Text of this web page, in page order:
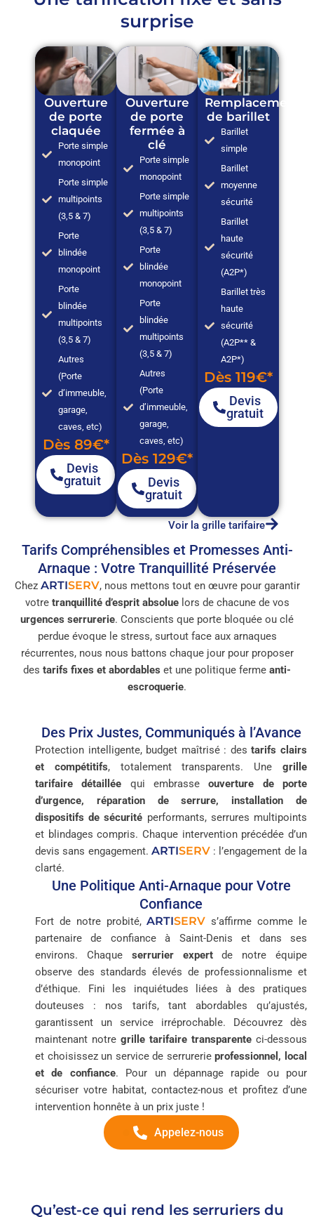
surprise
Ouverture
de porte
claquée
Porte simple
monopoint
Porte simple
multipoints
(3,5 & 7)
Porte
blindée
monopoint
Porte
blindée
multipoints
(3,5 & 7)
Autres
(Porte
d’immeuble,
garage,
caves, etc)
Dès 89€*
Devis
gratuit
Ouverture
de porte
fermée à
clé
Porte simple
monopoint
Porte simple
multipoints
(3,5 & 7)
Porte
blindée
monopoint
Porte
blindée
multipoints
(3,5 & 7)
Autres
(Porte
d’immeuble,
garage,
caves, etc)
Dès 129€*
Devis
gratuit
Remplacement
de barillet
Barillet
simple
Barillet
moyenne
sécurité
Barillet
haute
sécurité
(A2P*)
Barillet très
haute
sécurité
(A2P** &
A2P*)
Dès 119€*
Devis
gratuit
Voir la grille tarifaire
Tarifs Compréhensibles et Promesses Anti-
Arnaque : Votre Tranquillité Préservée
Chez ARTISERV, nous mettons tout en œuvre pour garantir
votre tranquillité d’esprit absoluelors de chacune de vos
urgences serrurerie. Conscients que porte bloquée ou clé
perdue évoque le stress, surtout face aux arnaques
récurrentes, nous nous battons chaque jour pour proposer
des tarifs fixes et abordables et une politique ferme anti-
escroquerie.
Des Prix Justes, Communiqués à l’Avance
Protection intelligente, budget maîtrisé : destarifs clairs
et compétitifs, totalement transparents. Unegrille
tarifaire détaillée qui embrasseouverture de porte
d’urgence, réparation de serrure, installation de
dispositifs de sécurité performants, serrures multipoints
et blindages compris. Chaque intervention précédée d’un
devis sans engagement. ARTISERV: l’engagement de la
clarté.
Une Politique Anti-Arnaque pour Votre
Confiance
Fort de notre probité,ARTISERV s’affirme comme le
partenaire de confiance à Saint-Denis et dans ses
environs. Chaque serrurier expertde notre équipe
observe des standards élevés de professionnalisme et
d’éthique. Fini les inquiétudes liées à des pratiques
douteuses : nos tarifs, tant abordables qu’ajustés,
garantissent un service irréprochable. Découvrez dès
maintenant notre grille tarifaire transparente ci-dessous
et choisissez un service de serrurerieprofessionnel, local
et de confiance. Pour un dépannage rapide ou pour
sécuriser votre habitat, contactez-nous et profitez d’une
intervention honnête à un prix juste !
Appelez-nous
Qu’est-ce qui rend les serruriers du